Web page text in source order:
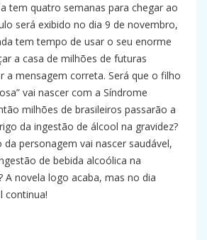
tem quatro semanas para chegar ao
será exibido no dia 9 de novembro,
tem tempo de usar o seu enorme
a casa de milhões de futuras
a mensagem correta. Será que o filho
vai nascer com a Síndrome
milhões de brasileiros passarão a
da ingestão de álcool na gravidez?
personagem vai nascer saudável,
de bebida alcoólica na
A novela logo acaba, mas no dia
continua!